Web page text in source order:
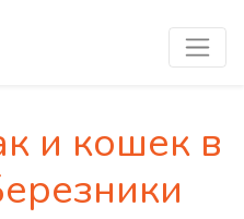
и кошек в